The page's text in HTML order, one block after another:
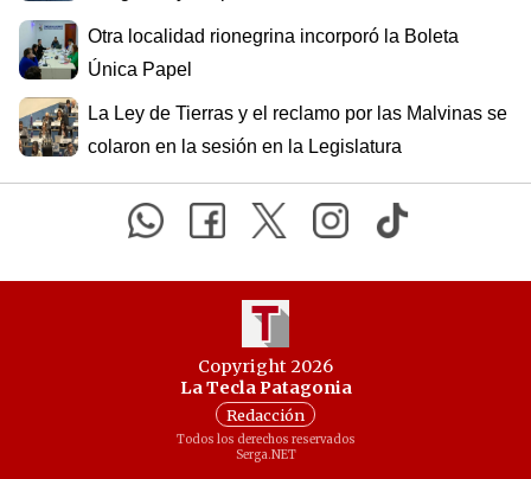
Otra localidad rionegrina incorporó la Boleta
Única Papel
La Ley de Tierras y el reclamo por las Malvinas se
colaron en la sesión en la Legislatura
Copyright 2026
La Tecla Patagonia
Redacción
Todos los derechos reservados
Serga.NET